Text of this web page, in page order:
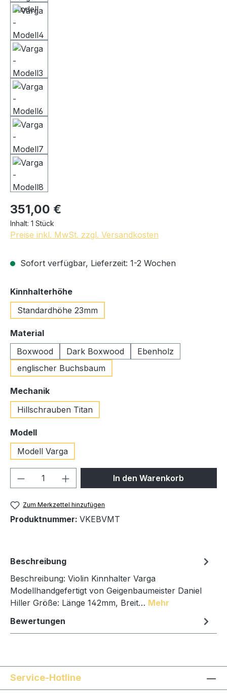
351,00 €
Inhalt: 1 Stück
Preise inkl. MwSt. zzgl. Versandkosten
Sofort verfügbar, Lieferzeit: 1-2 Wochen
Kinnhalterhöheauswählen
Standardhöhe 23mm
Materialauswählen
Boxwood
Dark Boxwood
Ebenholz
englischer Buchsbaum
Mechanikauswählen
Hillschrauben Titan
Modellauswählen
Modell Varga
Produkt Anzahl: Gib denIn den Warenkorb
Zum Merkzettel hinzufügen
Produktnummer: VKEBVMT
Beschreibung
Beschreibung: Violin Kinnhalter Varga
Modellhandgefertigt von Geigenbaumeister Daniel
Hiller Größe: Länge 142mm, Breit… Mehr
Bewertungen
Service-Hotline